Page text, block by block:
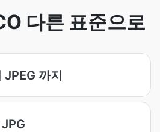
다른 표준으로
JPEG 까지